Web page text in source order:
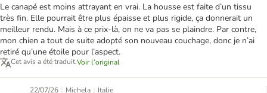
Le canapé est moins attrayant en vrai. La housse est faite d’un tissu
très fin. Elle pourrait être plus épaisse et plus rigide, ça donnerait un
meilleur rendu. Mais à ce prix-là, on ne va pas se plaindre. Par contre,
mon chien a tout de suite adopté son nouveau couchage, donc je n’ai
retiré qu’une étoile pour l’aspect.
Cet avis a été traduit.Voir l’original
22/07/26 | Michela | Italie